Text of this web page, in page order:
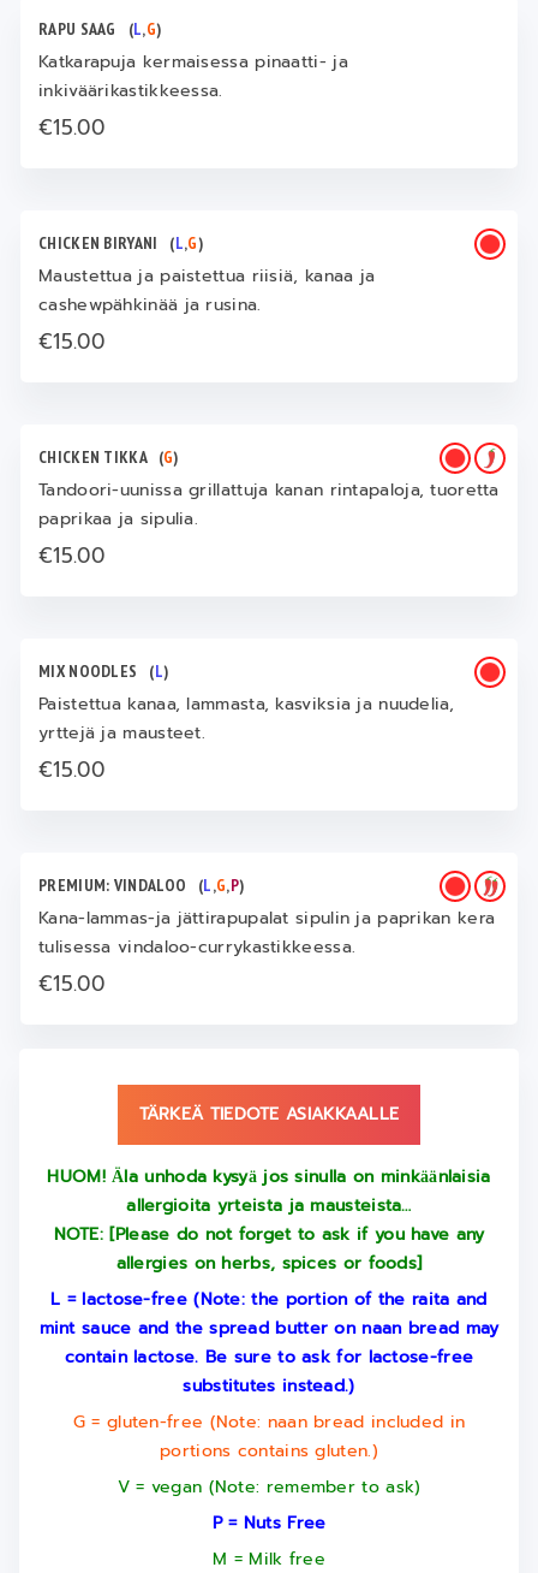
RAPU SAAG (L,G)
Katkarapuja kermaisessa pinaatti- ja
inkiväärikastikkeessa.
€15.00
CHICKEN BIRYANI (L,G)
Maustettua ja paistettua riisiä, kanaa ja
cashewpähkinää ja rusina.
€15.00
CHICKEN TIKKA (G)
Tandoori-uunissa grillattuja kanan rintapaloja, tuoretta
paprikaa ja sipulia.
€15.00
MIX NOODLES (L)
Paistettua kanaa, lammasta, kasviksia ja nuudelia,
yrttejä ja mausteet.
€15.00
PREMIUM: VINDALOO (L,G,P)
Kana-lammas-ja jättirapupalat sipulin ja paprikan kera
tulisessa vindaloo-currykastikkeessa.
€15.00
TÄRKEÄ TIEDOTE ASIAKKAALLE
HUOM! Ӓla unhoda kysyӓ jos sinulla on minkӓӓnlaisia
allergioita yrteista ja mausteista…
NOTE: [Please do not forget to ask if you have any
allergies on herbs, spices or foods]
L = lactose-free (Note: the portion of the raita and
mint sauce and the spread butter on naan bread may
contain lactose. Be sure to ask for lactose-free
substitutes instead.)
G = gluten-free (Note: naan bread included in
portions contains gluten.)
V = vegan (Note: remember to ask)
P = Nuts Free
M = Milk free